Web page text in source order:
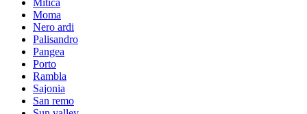
Moma
Nero ardi
Palisandro
Pangea
Porto
Rambla
Sajonia
San remo